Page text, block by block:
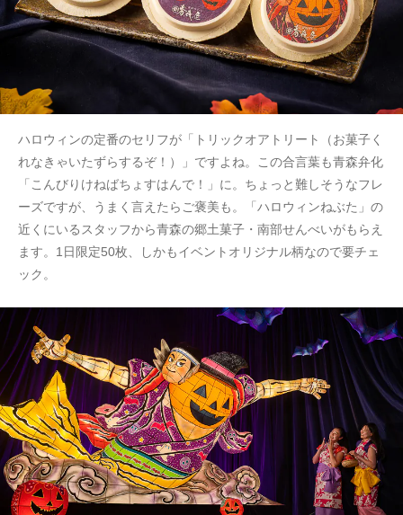
ハロウィンの定番のセリフが「トリックオアトリート（お菓子く
れなきゃいたずらするぞ！）」ですよね。この合言葉も青森弁化
「こんびりけねばちょすはんで！」に。ちょっと難しそうなフレ
ーズですが、うまく言えたらご褒美も。「ハロウィンねぶた」の
近くにいるスタッフから青森の郷土菓子・南部せんべいがもらえ
ます。1日限定50枚、しかもイベントオリジナル柄なので要チェ
ック。